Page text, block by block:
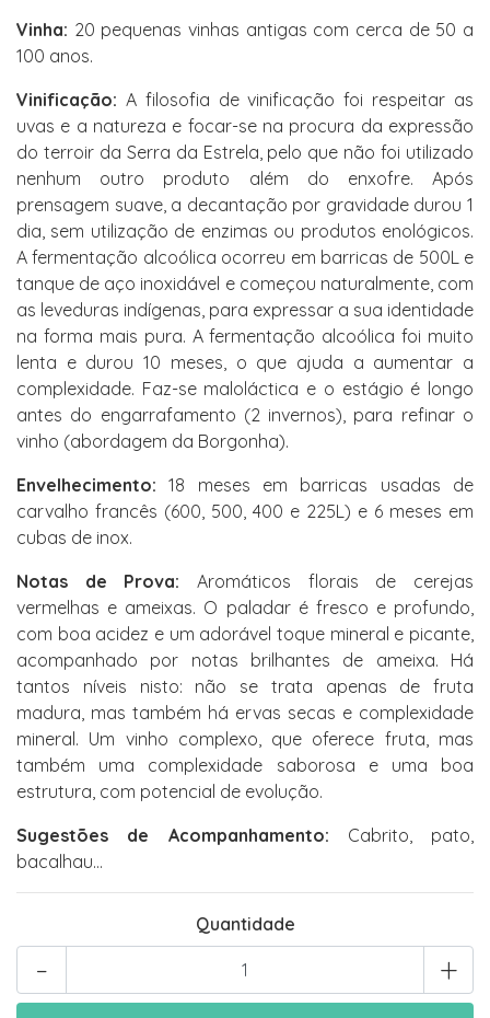
Vinha: 20 pequenas vinhas antigas com cerca de 50 a
100 anos.
Vinificação: A filosofia de vinificação foi respeitar as
uvas e a natureza e focar-se na procura da expressão
do terroir da Serra da Estrela, pelo que não foi utilizado
nenhum outro produto além do enxofre. Após
prensagem suave, a decantação por gravidade durou 1
dia, sem utilização de enzimas ou produtos enológicos.
A fermentação alcoólica ocorreu em barricas de 500L e
tanque de aço inoxidável e começou naturalmente, com
as leveduras indígenas, para expressar a sua identidade
na forma mais pura. A fermentação alcoólica foi muito
lenta e durou 10 meses, o que ajuda a aumentar a
complexidade. Faz-se maloláctica e o estágio é longo
antes do engarrafamento (2 invernos), para refinar o
vinho (abordagem da Borgonha).
Envelhecimento: 18 meses em barricas usadas de
carvalho francês (600, 500, 400 e 225L) e 6 meses em
cubas de inox.
Notas de Prova: Aromáticos florais de cerejas
vermelhas e ameixas. O paladar é fresco e profundo,
com boa acidez e um adorável toque mineral e picante,
acompanhado por notas brilhantes de ameixa. Há
tantos níveis nisto: não se trata apenas de fruta
madura, mas também há ervas secas e complexidade
mineral. Um vinho complexo, que oferece fruta, mas
também uma complexidade saborosa e uma boa
estrutura, com potencial de evolução.
Sugestões de Acompanhamento: Cabrito, pato,
bacalhau…
Quantidade
+
-